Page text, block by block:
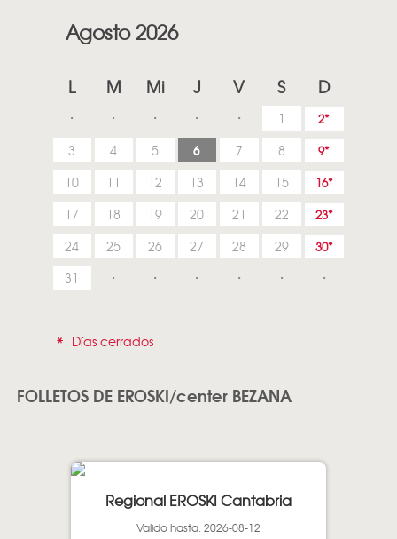
Agosto 2026
L M Mi J V S D
1 2
3 4 5 6 7 8 9
10 11 12 13 14 15 16
17 18 19 20 21 22 23
24 25 26 27 28 29 30
31
* Días cerrados
FOLLETOS DE EROSKI/center BEZANA
Regional EROSKI Cantabria
Valido hasta: 2026-08-12